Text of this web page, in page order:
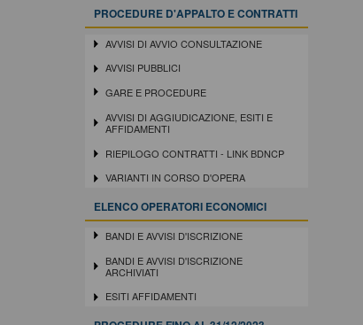
PROCEDURE D'APPALTO E CONTRATTI
AVVISI DI AVVIO CONSULTAZIONE
AVVISI PUBBLICI
GARE E PROCEDURE
AVVISI DI AGGIUDICAZIONE, ESITI E
AFFIDAMENTI
RIEPILOGO CONTRATTI - LINK BDNCP
VARIANTI IN CORSO D'OPERA
ELENCO OPERATORI ECONOMICI
BANDI E AVVISI D'ISCRIZIONE
BANDI E AVVISI D'ISCRIZIONE
ARCHIVIATI
ESITI AFFIDAMENTI